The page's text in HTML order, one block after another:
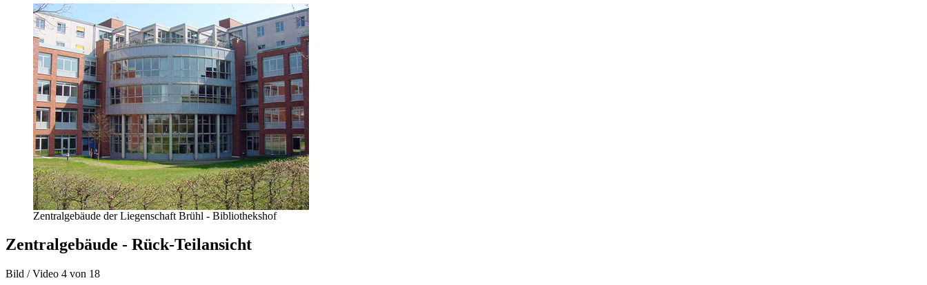
Zentralgebäude der Liegenschaft Brühl - Bibliothekshof
Zentralgebäude - Rück-Teilansicht
Bild / Video 4 von 18